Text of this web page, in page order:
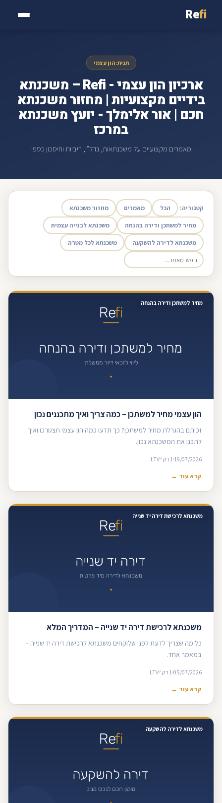
Refi
תגית: הון עצמי
ארכיון הון עצמי - Refi – משכנתא
בידיים מקצועיות | מחזור משכנתא
חכם | אור אלימלך - יועץ משכנתא
במרכז
מאמרים מקצועיים על משכנתאות, נדל"ן, ריביות וחיסכון כספי
קטגוריה: הכל מאמרים מחזור משכנתא
מחיר למשתכן ודירה בהנחה משכנתא לבנייה עצמית
משכנתא לדירה להשקעה משכנתא לכל מטרה
מחיר למשתכן ודירה בהנחה
הון עצמי מחיר למשתכן – כמה צריך ואיך מתכננים נכון
זכיתם בהגרלת מחיר למשתכן? כך תדעו כמה הון עצמי תצטרכו ואיך
לתכנן את המשכנתא נכון.
19/07/2026 1 דק' LTV
קרא עוד ←
משכנתא לרכישת דירה יד שנייה
משכנתא לרכישת דירה יד שנייה – המדריך המלא
כל מה שצריך לדעת לפני שלוקחים משכנתא לרכישת דירה יד שנייה –
במאמר אחד.
05/07/2026 1 דק' LTV
קרא עוד ←
משכנתא לדירה להשקעה